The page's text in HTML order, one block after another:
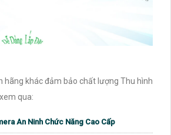
hãng khác đảm bảo chất lượng Thu hình
qua:
An Ninh Chức Năng Cao Cấp